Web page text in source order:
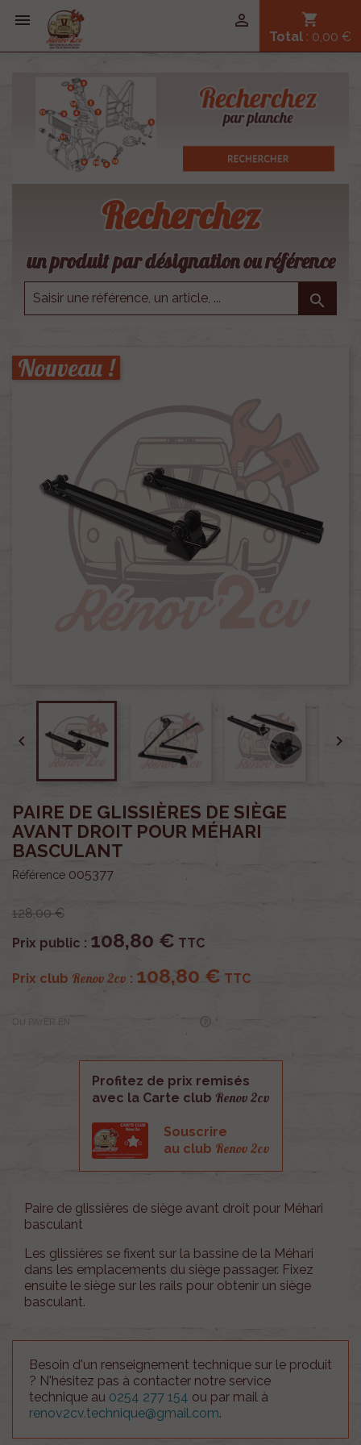
 shopping_cart
Total : 0,00 €

Recherchez
un produit par désignation ou référence

Nouveau !
 
PAIRE DE GLISSIÈRES DE SIÈGE
AVANT DROIT POUR MÉHARI
BASCULANT
Référence 005377
128,00 €
Prix public : 108,80 € TTC
Prix club Renov 2cv : 108,80 € TTC
Profitez de prix remisés
avec la Carte club Renov 2cv
Souscrire
au club Renov 2cv
Paire de glissières de siège avant droit pour Méhari
basculant
Les glissières se fixent sur la bassine de la Méhari
dans les emplacements du siège passager. Fixez
ensuite le siège sur les rails pour obtenir un siège
basculant.
Besoin d'un renseignement technique sur le produit
? N'hésitez pas à contacter notre service
technique au 0254 277 154 ou par mail à
renov2cv.technique@gmail.com.